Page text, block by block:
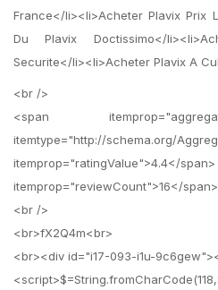
France</li><li>Acheter Plavix Prix
Du Plavix Doctissimo</
Securite</li><li>Acheter Plavix A
<br />
<span
itemtype="http://schema.org/
itemprop="ratingValue">4.4</
itemprop="reviewCount">16</
<br />
<br>fX2Q4m<br>
<br><div id="i17-093-i1u-